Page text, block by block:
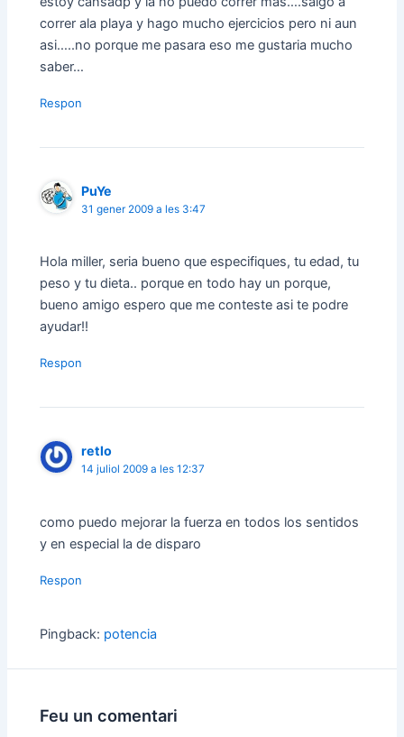
correr ala playa y hago mucho ejercicios pero ni aun
asi…..no porque me pasara eso me gustaria mucho
saber…
Respon
PuYe
31 gener 2009 a les 3:47
Hola miller, seria bueno que especifiques, tu edad, tu
peso y tu dieta.. porque en todo hay un porque,
bueno amigo espero que me conteste asi te podre
ayudar!!
Respon
retlo
14 juliol 2009 a les 12:37
como puedo mejorar la fuerza en todos los sentidos
y en especial la de disparo
Respon
Pingback: potencia
Feu un comentari